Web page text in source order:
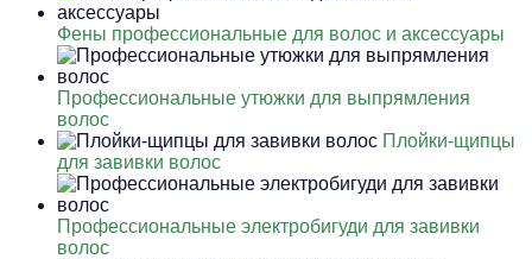
Фены профессиональные для волос и аксессуары
Профессиональные утюжки для выпрямления
волос
Плойки-щипцы
для завивки волос
Профессиональные электробигуди для завивки
волос